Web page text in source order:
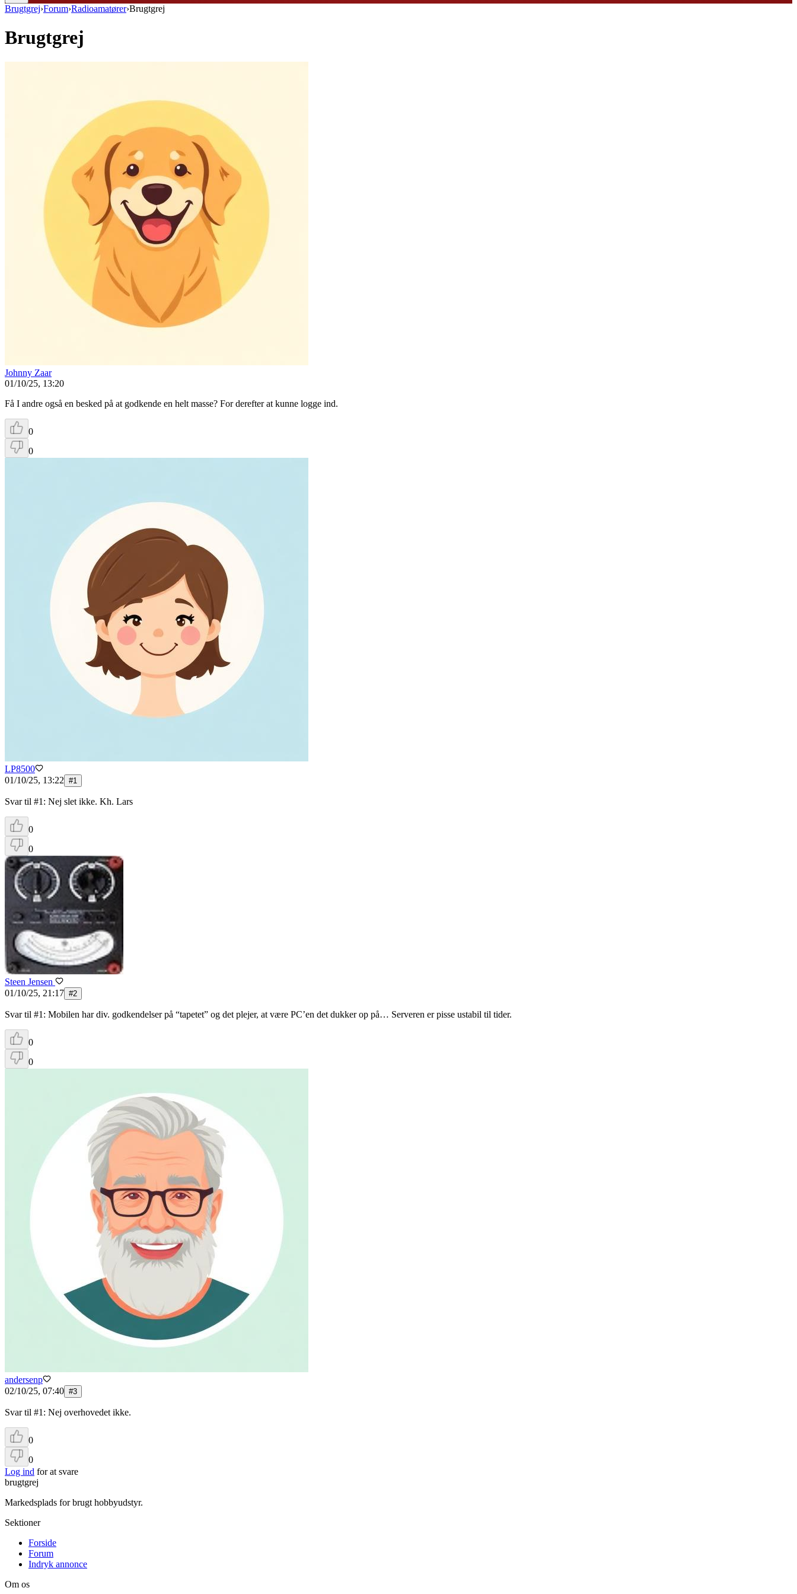
Brugtgrej›Forum›Radioamatører›Brugtgrej
Brugtgrej
Johnny Zaar
01/10/25, 13:20
Få I andre også en besked på at godkende en helt masse? For derefter at kunne logge ind.
0
0
LP8500
01/10/25, 13:22 #1
Svar til #1: Nej slet ikke. Kh. Lars
0
0
Steen Jensen
01/10/25, 21:17 #2
Svar til #1: Mobilen har div. godkendelser på “tapetet” og det plejer, at være PC’en det dukker op på… Serveren er pisse ustabil til tider.
0
0
andersenp
02/10/25, 07:40 #3
Svar til #1: Nej overhovedet ikke.
0
0
Log ind for at svare
brugtgrej
Markedsplads for brugt hobbyudstyr.
Sektioner
Forside
Forum
Indryk annonce
Om os